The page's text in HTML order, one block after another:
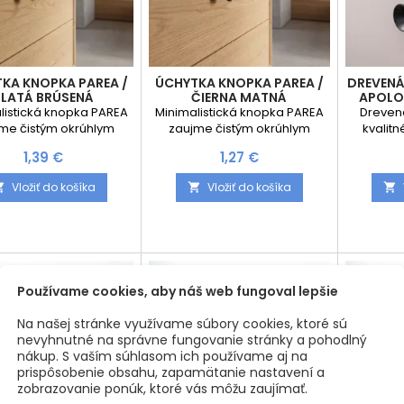
KNOPKA PAREA /
BRÚSENÁ
knopka PAREA
čistým okrúhlym
zlatou povrchovou
Vďaka
vzhľadu sa
zaručuje
pri každodennom
Vlastnosti Moderný
Cena
1,39 €
Vložiť do košíka
ÚCHYTKA KNOPKA PAREA /
ČIERNA MATNÁ
Minimalistická knopka PAREA
zaujme čistým okrúhlym
čiernou matnou povrchovou
úpravou. Vďaka
nadčasovému vzhľadu sa
Kvalitné kovové vyhotovenie
príjemné uchopenie pri
Vlastnosti Moderný
minimalistický dizajn...
Cena
1,27 €
 Vložiť do košíka
výborne
Úchytka
aj

Používame cookies, aby náš web fungoval lepšie
Na našej stránke využívame súbory cookies, ktoré sú
nevyhnutné na správne fungovanie stránky a pohodlný
nákup. S vaším súhlasom ich používame aj na
prispôsobenie obsahu, zapamätanie nastavení a
zobrazovanie ponúk, ktoré vás môžu zaujímať.